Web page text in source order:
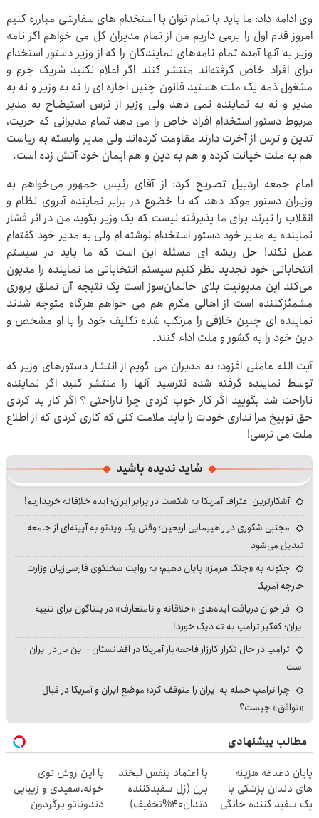
وی ادامه داد: ما باید با تمام توان با استخدام های سفارشی مبارزه کنیم
امروز قدم اول را برمی داریم من از تمام مدیران کل می خواهم اگر نامه
وزیر به آنها آمده تمام نامه‌های نمایندگان را که از وزیر دستور استخدام
برای افراد خاص گرفته‌اند منتشر کنند اگر اعلام نکنید شریک جرم و
مشغول ذمه یک ملت هستید قانون چنین اجازه ای را نه به وزیر و نه به
مدیر و نه به نماینده نمی دهد ولی وزیر از ترس استیضاح به مدیر
مربوط دستور استخدام افراد خاص را می دهد تمام مدیرانی که حریت،
تدین و ترس از آخرت دارند مقاومت کرده‌اند ولی مدیر وابسته به ریاست
هم به ملت خیانت کرده و هم به دین و هم ایمان خود آتش زده است.
امام جمعه اردبیل تصریح کرد: از آقای رئیس جمهور می‌خواهم به
وزیران دستور موکد دهد که با خضوع در برابر نماینده آبروی نظام و
انقلاب را نبرند برای ما پذیرفته نیست که یک وزیر بگوید من در اثر فشار
نماینده به مدیر خود دستور استخدام نوشته ام ولی به مدیر خود گفته‌ام
عمل نکند! حل ریشه ای مسئله این است که ما باید در سیستم
انتخاباتی خود تجدید نظر کنیم سیستم انتخاباتی ما نماینده را مدیون
می‌کند این مدیونیت بلای خانمان‌سوز است یک نتیجه آن تملق پروری
مشمئزکننده است از اهالی مکرم هم می خواهم هرگاه متوجه شدند
نماینده ای چنین خلافی را مرتکب شده تکلیف خود را با او مشخص و
دین خود را به کشور و ملت اداء کنند.
آیت الله عاملی افزود: به مدیران می گویم از انتشار دستورهای وزیر که
توسط نماینده گرفته شده نترسید آنها را منتشر کنید اگر نماینده
ناراحت شد بگویید اگر کار خوب کردی چرا ناراحتی ؟ اگر کار بد کردی
حق توبیخ مرا نداری خودت را باید ملامت کنی که کاری کردی که از اطلاع
ملت می ترسی!
شاید ندیده باشید
آشکارترین اعتراف آمریکا به شکست در برابر ایران؛ ایده خلاقانه خریداریم!
مجتبی شکوری در راهپیمایی اربعین؛ وقتی یک ویدئو به آیینه‌ای از جامعه
تبدیل می‌شود
چگونه به «جنگ هرمز» پایان دهیم؛ به روایت سخنگوی فارسی‌زبان وزارت
خارجه آمریکا
فراخوان دریافت ایده‌های «خلاقانه و نامتعارف» در پنتاگون برای تنبیه
ایران؛ کفگیر ترامپ به ته دیگ خورد!
ترامپ در حال تکرار کارزار فاجعه‌بار آمریکا در افغانستان - این بار در ایران -
است
چرا ترامپ حمله به ایران را متوقف کرد؛ موضع ایران و آمریکا در قبال
«توافق» چیست؟
مطالب پیشنهادی
پایان دغدغه هزینه
های دندان پزشکی با
پک سفید کننده خانگی
با اعتماد بنفس لبخند
بزن (ژل سفیدکننده
دندان40%تخفیف)
با این روش توی
خونه،سفیدی و زیبایی
دندوناتو برگردون